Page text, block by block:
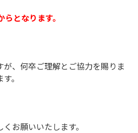
となります。
が、何卒ご理解とご協力を賜りま
。
お願いいたします。